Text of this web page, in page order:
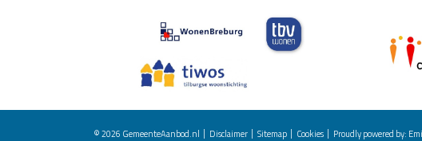
© 2026 GemeenteAanbod.nl Disclaimer Sitemap Cookies Proudly powered by: